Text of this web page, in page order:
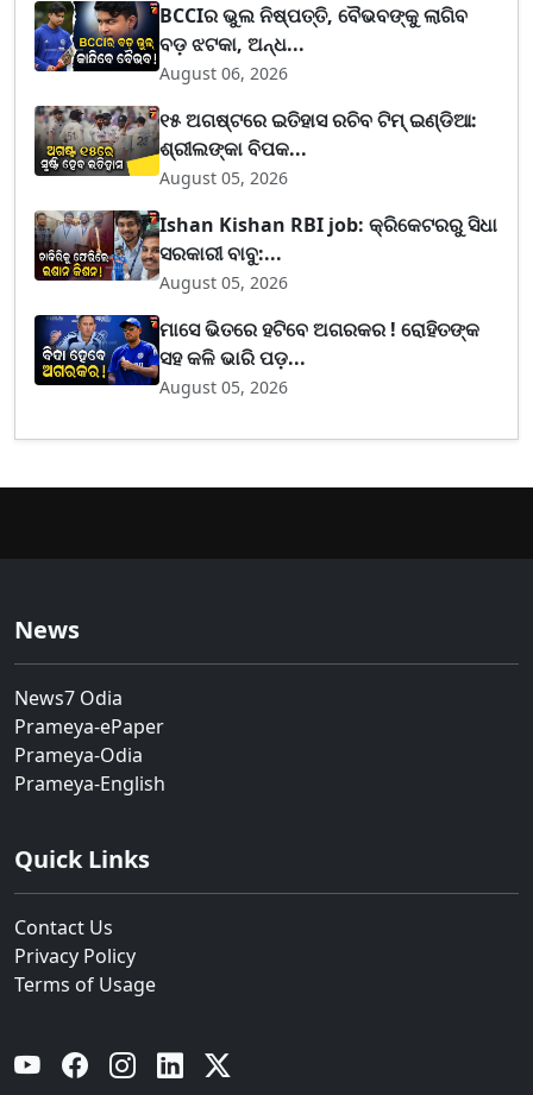
BCCIର ଭୁଲ ନିଷ୍ପତ୍ତି, ବୈଭବଙ୍କୁ ଲାଗିବ
ବଡ଼ ଝଟକା, ଅନ୍ଧ...
August 06, 2026
୧୫ ଅଗଷ୍ଟରେ ଇତିହାସ ରଚିବ ଟିମ୍ ଇଣ୍ଡିଆ:
ଶ୍ରୀଲଙ୍କା ବିପକ...
August 05, 2026
Ishan Kishan RBI job: କ୍ରିକେଟରରୁ ସିଧା
ସରକାରୀ ବାବୁ:...
August 05, 2026
ମାସେ ଭିତରେ ହଟିବେ ଅଗରକର ! ରୋହିତଙ୍କ
ସହ କଳି ଭାରି ପଡ଼...
August 05, 2026
News
News7 Odia
Prameya-ePaper
Prameya-Odia
Prameya-English
Quick Links
Contact Us
Privacy Policy
Terms of Usage
YouTube Facebook Instagram Linkedin